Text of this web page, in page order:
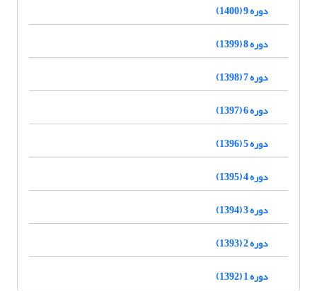
دوره 9 (1400)
دوره 8 (1399)
دوره 7 (1398)
دوره 6 (1397)
دوره 5 (1396)
دوره 4 (1395)
دوره 3 (1394)
دوره 2 (1393)
دوره 1 (1392)